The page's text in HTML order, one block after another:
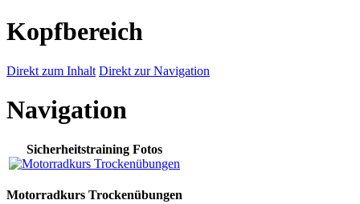
Kopfbereich
Direkt zum Inhalt Direkt zur Navigation
Navigation
Sicherheitstraining Fotos
Motorradkurs Trockenübungen